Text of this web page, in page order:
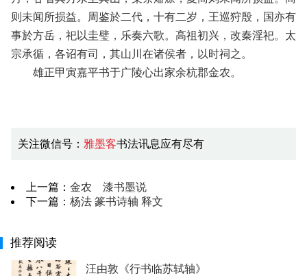
则未闻所损益。周鉴於二代，十有二岁，王巡狩殷，国亦有
事於方岳，祀以圭璧，乐奏六歌。高祖初兴，改秦淫祀。太
宗承循，各诏有司，其山川在诸侯者，以时祠之。
雄正甲寅嘉平书于广陵心出家余杭郡金农。
关注微信号： 雅墨客书法讯息应有尽有
上一篇： 金农 漆书墨说
下一篇： 杨法 篆书诗轴 释文
推荐阅读
汪由敦《行书临苏轼轴》